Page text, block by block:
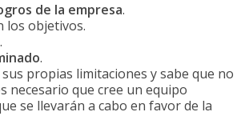
de la empresa.
los objetivos.
.
sus propias limitaciones y sabe que no
necesario que cree un equipo
se llevarán a cabo en favor de la